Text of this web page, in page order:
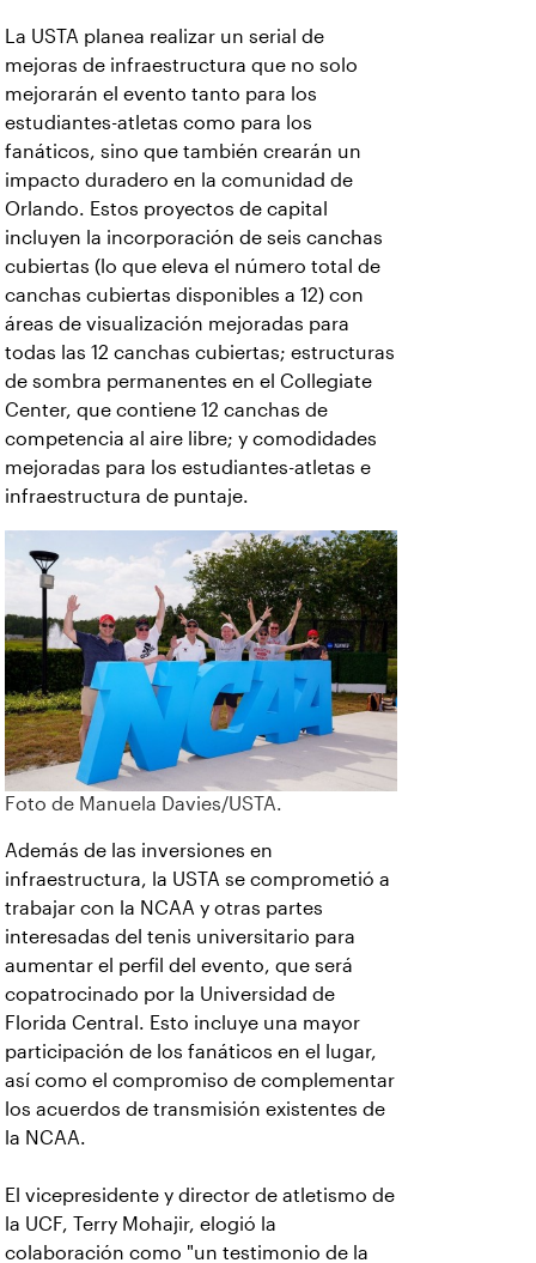
La USTA planea realizar un serial de
mejoras de infraestructura que no solo
mejorarán el evento tanto para los
estudiantes-atletas como para los
fanáticos, sino que también crearán un
impacto duradero en la comunidad de
Orlando. Estos proyectos de capital
incluyen la incorporación de seis canchas
cubiertas (lo que eleva el número total de
canchas cubiertas disponibles a 12) con
áreas de visualización mejoradas para
todas las 12 canchas cubiertas; estructuras
de sombra permanentes en el Collegiate
Center, que contiene 12 canchas de
competencia al aire libre; y comodidades
mejoradas para los estudiantes-atletas e
infraestructura de puntaje.
Foto de Manuela Davies/USTA.
Además de las inversiones en
infraestructura, la USTA se comprometió a
trabajar con la NCAA y otras partes
interesadas del tenis universitario para
aumentar el perfil del evento, que será
copatrocinado por la Universidad de
Florida Central. Esto incluye una mayor
participación de los fanáticos en el lugar,
así como el compromiso de complementar
los acuerdos de transmisión existentes de
la NCAA.
El vicepresidente y director de atletismo de
la UCF, Terry Mohajir, elogió la
colaboración como "un testimonio de la